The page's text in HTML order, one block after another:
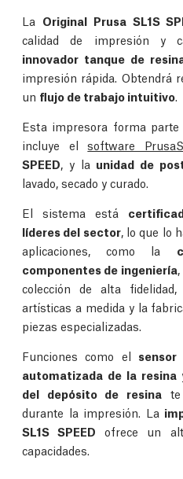
La Original Prusa SL1S
calidad de impresión y
innovador tanque de
impresión rápida. Obtendrá
un flujo de trabajo intuitivo.
Esta impresora forma
incluye elsoftware
SPEED, y la unidad de
lavado, secado y curado.
El sistema está
líderes del sector, lo que lo
aplicaciones, como la
componentes de ingeniería
colección de alta
artísticas a medida y la
piezas especializadas.
Funciones como el
automatizada de la resina
del depósito de resinate
durante la impresión. La
SL1S SPEED ofrece un
capacidades.